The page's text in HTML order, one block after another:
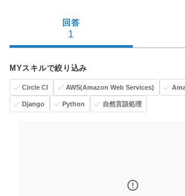
回答
1
MYスキルで絞り込み
Circle CI AWS(Amazon Web Services)
Django Python 自然言語処理